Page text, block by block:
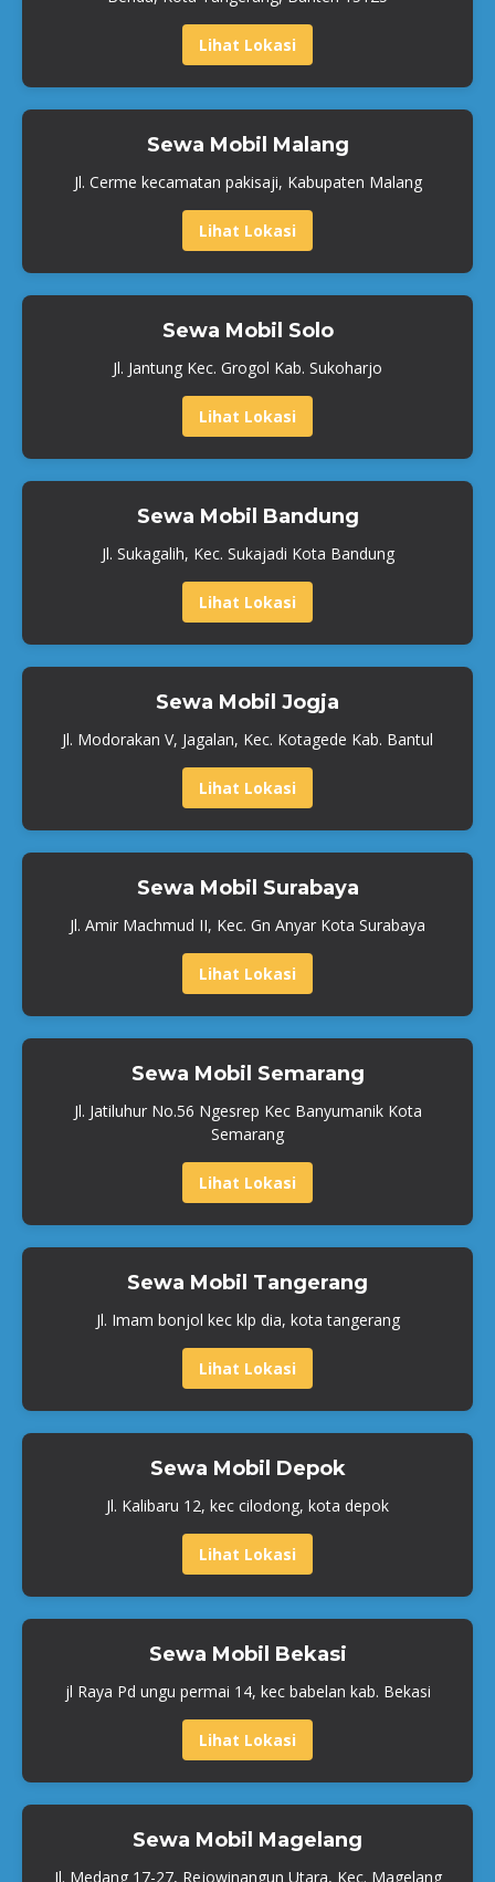
Lihat Lokasi
Sewa Mobil Malang
Jl. Cerme kecamatan pakisaji, Kabupaten Malang
Lihat Lokasi
Sewa Mobil Solo
Jl. Jantung Kec. Grogol Kab. Sukoharjo
Lihat Lokasi
Sewa Mobil Bandung
Jl. Sukagalih, Kec. Sukajadi Kota Bandung
Lihat Lokasi
Sewa Mobil Jogja
Jl. Modorakan V, Jagalan, Kec. Kotagede Kab. Bantul
Lihat Lokasi
Sewa Mobil Surabaya
Jl. Amir Machmud II, Kec. Gn Anyar Kota Surabaya
Lihat Lokasi
Sewa Mobil Semarang
Jl. Jatiluhur No.56 Ngesrep Kec Banyumanik Kota
Semarang
Lihat Lokasi
Sewa Mobil Tangerang
Jl. Imam bonjol kec klp dia, kota tangerang
Lihat Lokasi
Sewa Mobil Depok
Jl. Kalibaru 12, kec cilodong, kota depok
Lihat Lokasi
Sewa Mobil Bekasi
jl Raya Pd ungu permai 14, kec babelan kab. Bekasi
Lihat Lokasi
Sewa Mobil Magelang
Jl. Medang 17-27, Rejowinangun Utara, Kec. Magelang